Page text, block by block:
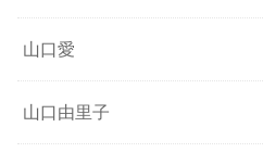
山口愛
山口由里子